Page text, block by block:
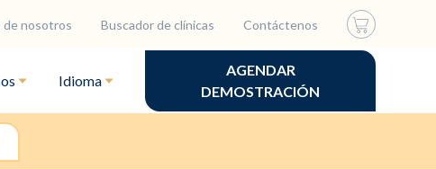
de nosotros Buscador de clínicas Contáctenos
Idioma
AGENDAR
DEMOSTRACIÓN